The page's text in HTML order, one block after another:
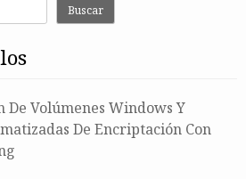
Buscar
De Volúmenes Windows Y
De Encriptación Con